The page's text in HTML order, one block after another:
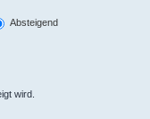
Absteigend
wird.